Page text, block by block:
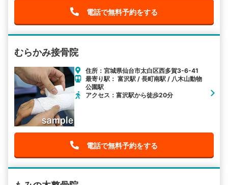
電話で無料予約をする
むらかみ接骨院
住所：宮城県仙台市太白区西多賀3-6-41
最寄り駅： 富沢駅 / 長町南駅 / 八木山動物
公園駅
アクセス：富沢駅から徒歩20分
電話で無料予約をする